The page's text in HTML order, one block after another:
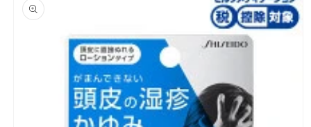
기